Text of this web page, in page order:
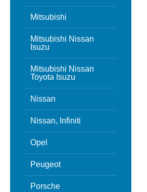
Mitsubishi
Mitsubishi Nissan
Isuzu
Mitsubishi Nissan
Toyota Isuzu
Nissan
Nissan, Infiniti
Opel
Peugeot
Porsche